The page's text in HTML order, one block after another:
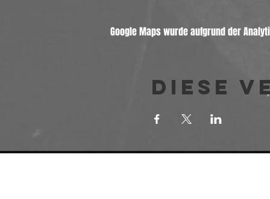
Google Maps wurde aufgrund der
Diese